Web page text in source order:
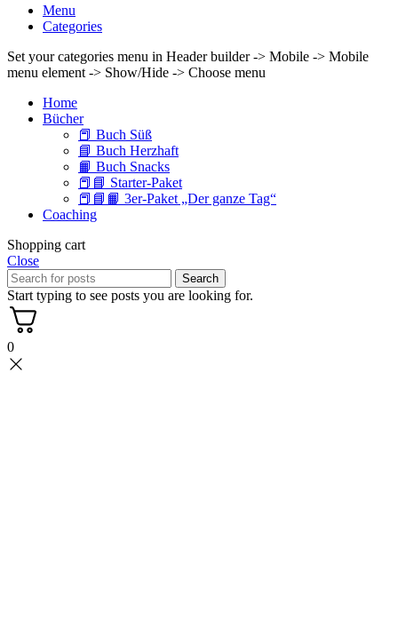
Menu
Categories
Set your categories menu in Header builder -> Mobile -> Mobile
menu element -> Show/Hide -> Choose menu
Home
Bücher
📕 Buch Süß
📘 Buch Herzhaft
📙 Buch Snacks
📕📘 Starter-Paket
📕📘📙 3er-Paket „Der ganze Tag“
Coaching
Shopping cart
Close
Search
Start typing to see posts you are looking for.
0